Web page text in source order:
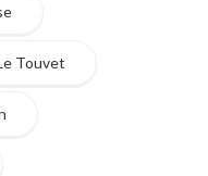
Touvet